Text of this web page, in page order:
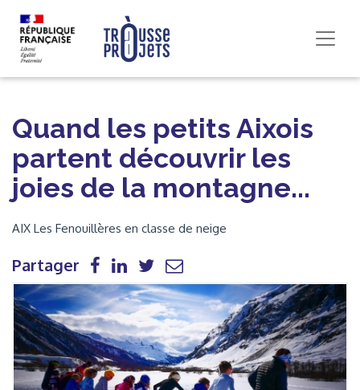
Quand les petits Aixois
partent découvrir les
joies de la montagne...
AIX Les Fenouillères en classe de neige
Partager